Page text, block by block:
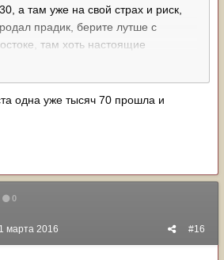
а там уже на свой страх и риск,
прадик, берите лутше с
там хоть настоящие
тех лет, сейчас все Китай.
одна уже тысяч 70 прошла и
0
#16
марта 2016